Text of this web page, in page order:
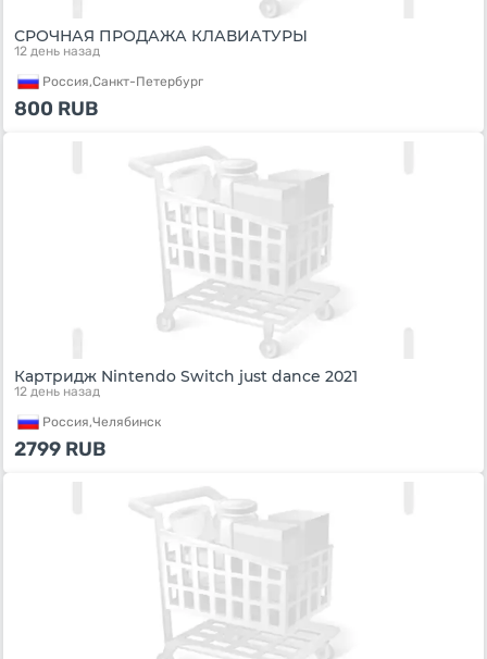
СРОЧНАЯ ПРОДАЖА КЛАВИАТУРЫ
12 день назад
Россия,Санкт-Петербург
800 RUB
Картридж Nintendo Switch just dance 2021
12 день назад
Россия,Челябинск
2799 RUB